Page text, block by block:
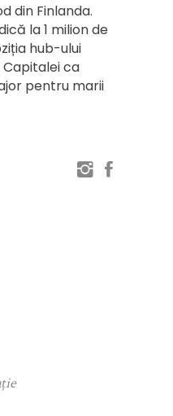
din Finlanda.
la 1 milion de
hub-ului
ca
pentru marii